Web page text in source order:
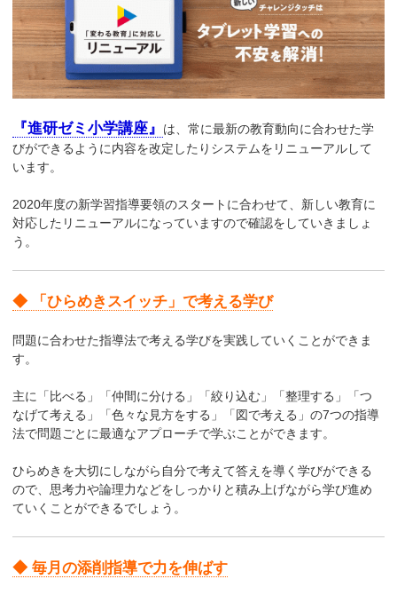
『進研ゼミ小学講座』
は、常に最新の教育動向に合わせた学
びができるように内容を改定したりシステムをリニューアルして
います。
2020年度の新学習指導要領のスタートに合わせて、新しい教育に
対応したリニューアルになっていますので確認をしていきましょ
う。
◆ 「ひらめきスイッチ」で考える学び
問題に合わせた指導法で考える学びを実践していくことができま
す。
主に「比べる」「仲間に分ける」「絞り込む」「整理する」「つ
なげて考える」「色々な見方をする」「図で考える」の7つの指導
法で問題ごとに最適なアプローチで学ぶことができます。
ひらめきを大切にしながら自分で考えて答えを導く学びができる
ので、思考力や論理力などをしっかりと積み上げながら学び進め
ていくことができるでしょう。
◆ 毎月の添削指導で力を伸ばす